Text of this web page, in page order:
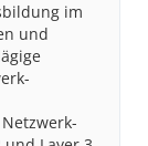
im
und